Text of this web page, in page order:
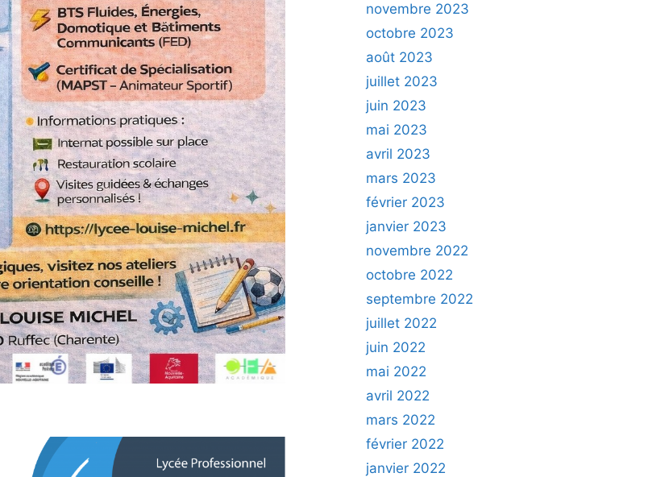
novembre 2023
octobre 2023
août 2023
juillet 2023
juin 2023
mai 2023
avril 2023
mars 2023
février 2023
janvier 2023
novembre 2022
octobre 2022
septembre 2022
juillet 2022
juin 2022
mai 2022
avril 2022
mars 2022
février 2022
janvier 2022